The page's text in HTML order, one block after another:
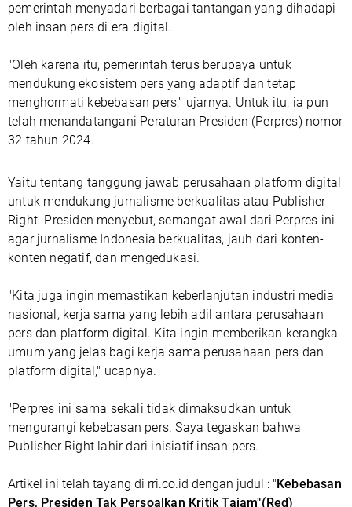
pemerintah menyadari berbagai tantangan yang dihadapi
oleh insan pers di era digital.
"Oleh karena itu, pemerintah terus berupaya untuk
mendukung ekosistem pers yang adaptif dan tetap
menghormati kebebasan pers," ujarnya. Untuk itu, ia pun
telah menandatangani Peraturan Presiden (Perpres) nomor
32 tahun 2024.
Yaitu tentang tanggung jawab perusahaan platform digital
untuk mendukung jurnalisme berkualitas atau Publisher
Right. Presiden menyebut, semangat awal dari Perpres ini
agar jurnalisme Indonesia berkualitas, jauh dari konten-
konten negatif, dan mengedukasi.
"Kita juga ingin memastikan keberlanjutan industri media
nasional, kerja sama yang lebih adil antara perusahaan
pers dan platform digital. Kita ingin memberikan kerangka
umum yang jelas bagi kerja sama perusahaan pers dan
platform digital," ucapnya.
"Perpres ini sama sekali tidak dimaksudkan untuk
mengurangi kebebasan pers. Saya tegaskan bahwa
Publisher Right lahir dari inisiatif insan pers.
Artikel ini telah tayang di rri.co.id dengan judul : " Kebebasan
Pers, Presiden Tak Persoalkan Kritik Tajam"(Red)